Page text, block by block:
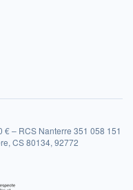
€ – RCS Nanterre 351 058 151
CS 80134, 92772